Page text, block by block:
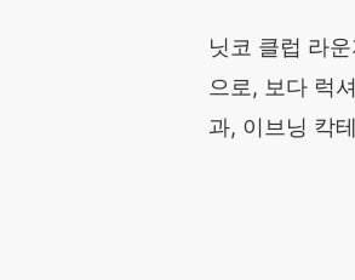
닛코 클럽 라
으로, 보다 럭
과, 이브닝 칵